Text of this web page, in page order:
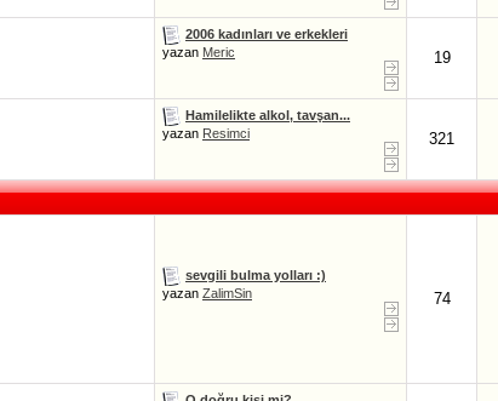
2006 kadınları ve erkekleri
yazan Meric 19
Hamilelikte alkol, tavşan...
yazan Resimci 321
sevgili bulma yolları :)
yazan ZalimSin 74